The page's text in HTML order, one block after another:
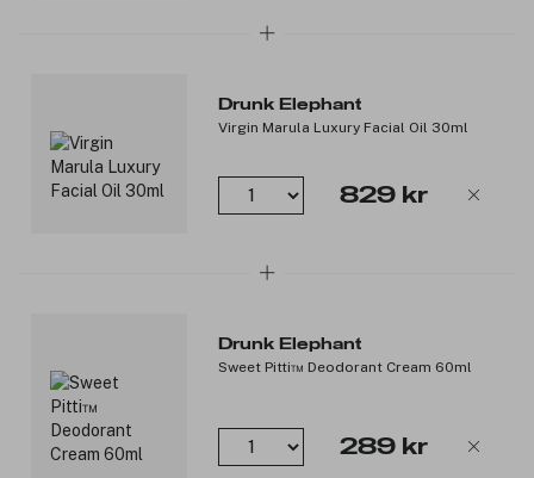
Drunk Elephant
Virgin Marula Luxury Facial Oil 30ml
829 kr
Drunk Elephant
Sweet Pitti™ Deodorant Cream 60ml
289 kr